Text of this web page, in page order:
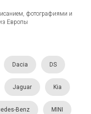
фотографиями и
Европы
Dacia DS
Jaguar Kia
Benz MINI